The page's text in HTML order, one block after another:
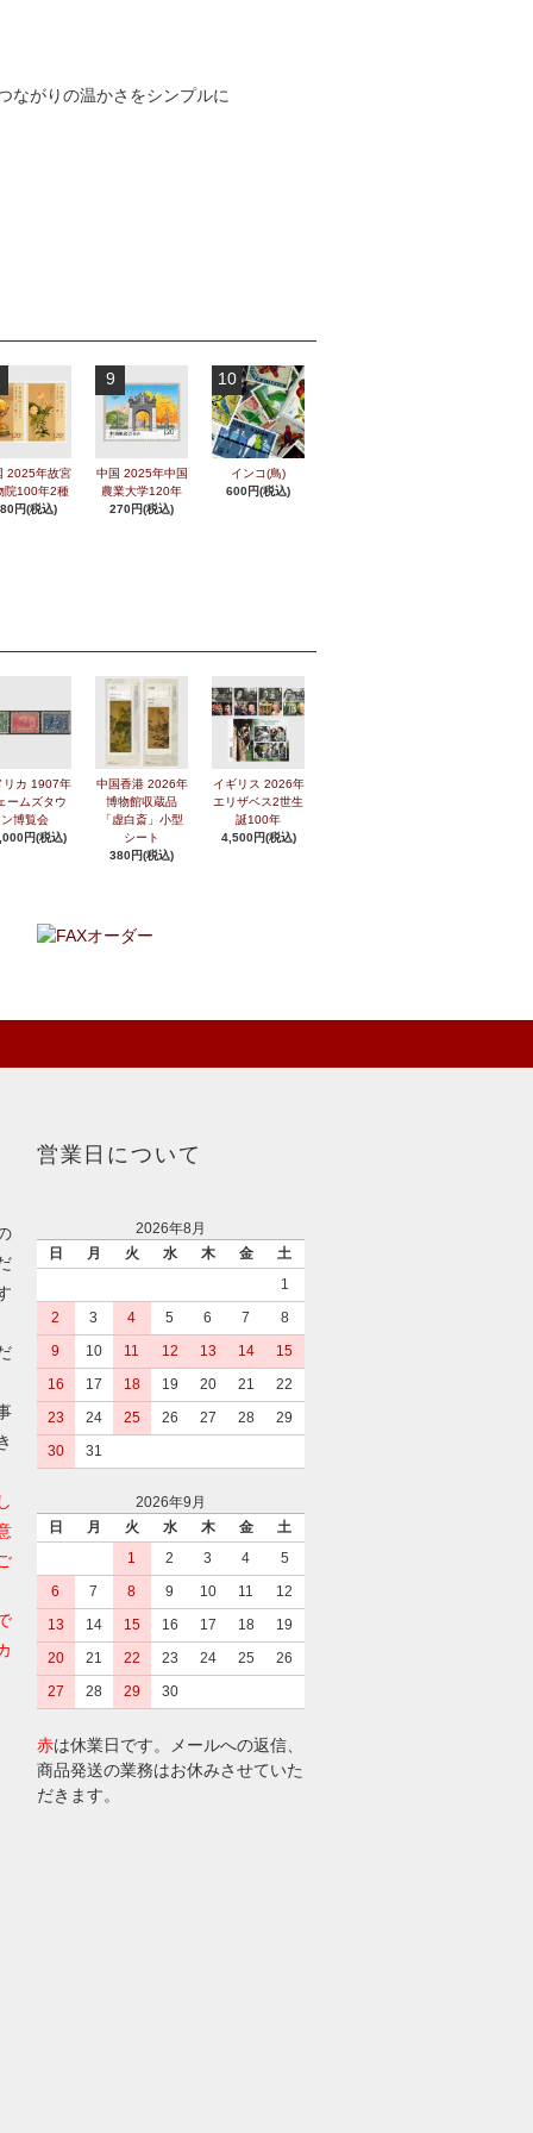
ながりの温かさをシンプルに
2025年故宮
院100年2種
円(税込)
9
中国 2025年中国
農業大学120年
270円(税込)
10
インコ(鳥)
600円(税込)
リカ 1907年
ームズタウ
ン博覧会
円(税込)
中国香港 2026年
博物館収蔵品
「虚白斎」小型
シート
380円(税込)
イギリス 2026年
エリザベス2世生
誕100年
4,500円(税込)
営業日について
2026年8月
日
月 火 水 木 金
土
1
2
3 4 5 6 7
8
9
10 11 12 13 14
15
16
17 18 19 20 21
22
23
24 25 26 27 28
29
30
31
2026年9月
日
月 火 水 木 金
土
1
2 3 4
5
6
7 8 9 10 11
12
13
14 15 16 17 18
19
20
21 22 23 24 25
26
27
28 29 30
赤は休業日です。メールへの返信、
商品発送の業務はお休みさせていた
だきます。